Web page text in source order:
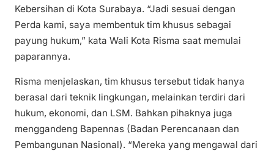
Kebersihan di Kota Surabaya. “Jadi sesuai dengan
Perda kami, saya membentuk tim khusus sebagai
payung hukum,” kata Wali Kota Risma saat memulai
paparannya.
Risma menjelaskan, tim khusus tersebut tidak hanya
berasal dari teknik lingkungan, melainkan terdiri dari
hukum, ekonomi, dan LSM. Bahkan pihaknya juga
menggandeng Bapennas (Badan Perencanaan dan
Pembangunan Nasional). “Mereka yang mengawal dari